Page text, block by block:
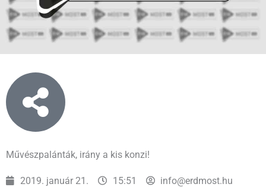
Művészpalánták, irány a kis konzi!
2019. január 21. 15:51 info@erdmost.hu